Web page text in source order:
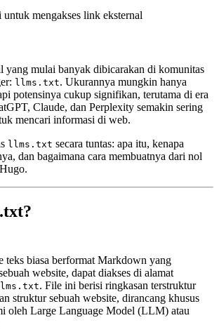
untuk mengakses link eksternal
yang mulai banyak dibicarakan di komunitas
llms.txt. Ukurannya mungkin hanya
potensinya cukup signifikan, terutama di era
Claude, dan Perplexity semakin sering
mencari informasi di web.
llms.txt secara tuntas: apa itu, kenapa
dan bagaimana cara membuatnya dari nol
teks biasa berformat Markdown yang
website, dapat diakses di alamat
llms.txt. File ini berisi ringkasan terstruktur
struktur sebuah website, dirancang khusus
oleh Large Language Model (LLM) atau